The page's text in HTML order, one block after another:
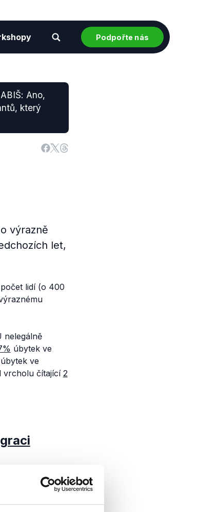
Podpořte nás
Ano,
který
výrazně
let,
lidí (o 400
nelegálně
úbytek ve
úbytek ve
vrcholu čítající2